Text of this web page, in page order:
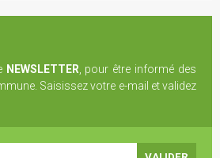
NEWSLETTER , pour être informé des
Saisissez votre e-mail et validez